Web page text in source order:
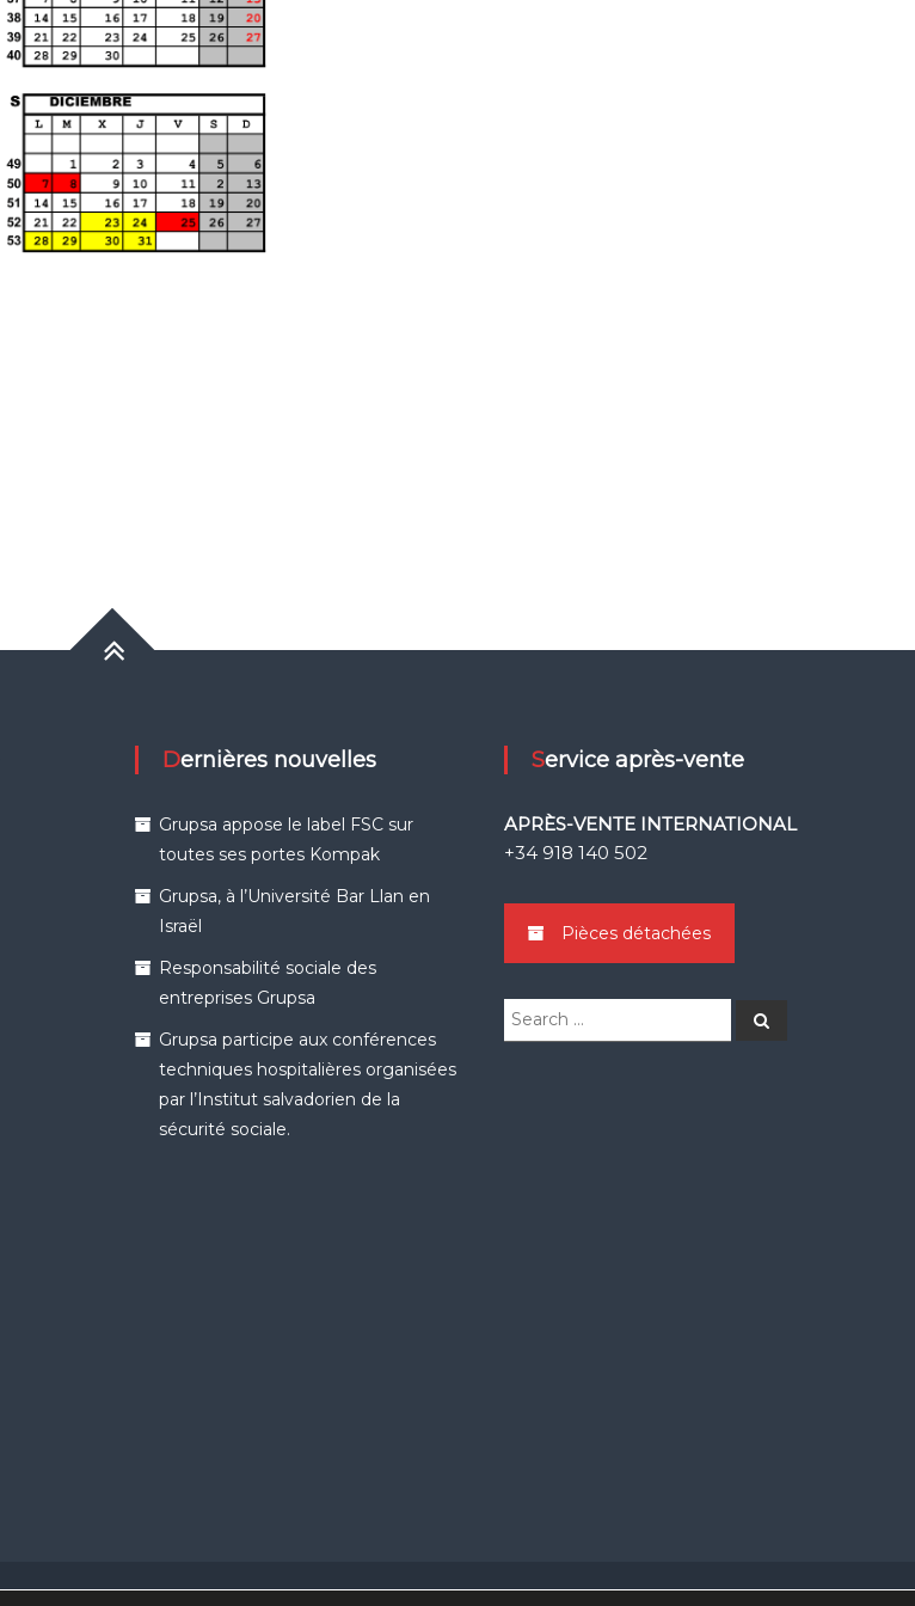
Dernières nouvelles
Grupsa appose le label FSC sur
toutes ses portes Kompak
Grupsa, à l’Université Bar Llan en
Israël
Responsabilité sociale des
entreprises Grupsa
Grupsa participe aux conférences
techniques hospitalières organisées
par l’Institut salvadorien de la
sécurité sociale.
Service après-vente
APRÈS-VENTE INTERNATIONAL
+34 918 140 502
Pièces détachées
Search
for:
Search
facebook linkedin